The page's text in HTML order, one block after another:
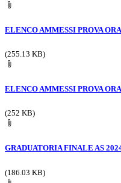
ELENCO AMMESSI PROVA
(255.13 KB)
ELENCO AMMESSI PROVA
(252 KB)
GRADUATORIA FINALE AS
(186.03 KB)